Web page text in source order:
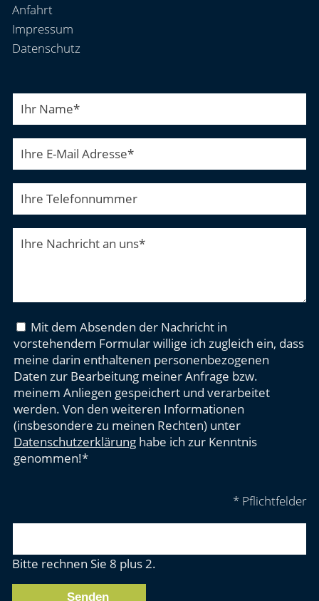
Anfahrt
Impressum
Datenschutz
Ihr Name*
Ihre E-Mail Adresse*
Ihre Telefonnummer
Ihre Nachricht an uns*
Mit dem Absenden der Nachricht in
vorstehendem Formular willige ich zugleich ein, dass
meine darin enthaltenen personenbezogenen
Daten zur Bearbeitung meiner Anfrage bzw.
meinem Anliegen gespeichert und verarbeitet
werden. Von den weiteren Informationen
(insbesondere zu meinen Rechten) unter
Datenschutzerklärung habe ich zur Kenntnis
genommen!*
* Pflichtfelder
Bitte rechnen Sie 8 plus 2.
Senden